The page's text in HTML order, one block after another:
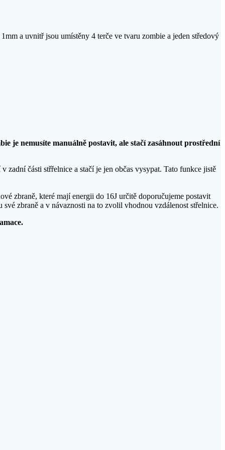
a uvnitř jsou umístěny 4 terče ve tvaru zombie a jeden středový
je nemusíte manuálně postavit, ale stačí zasáhnout prostřední
zadní části střřelnice a stačí je jen občas vysypat. Tato funkce jistě
zbraně, které mají energii do 16J určitě doporučujeme postavit
zbraně a v návaznosti na to zvolil vhodnou vzdálenost střelnice.